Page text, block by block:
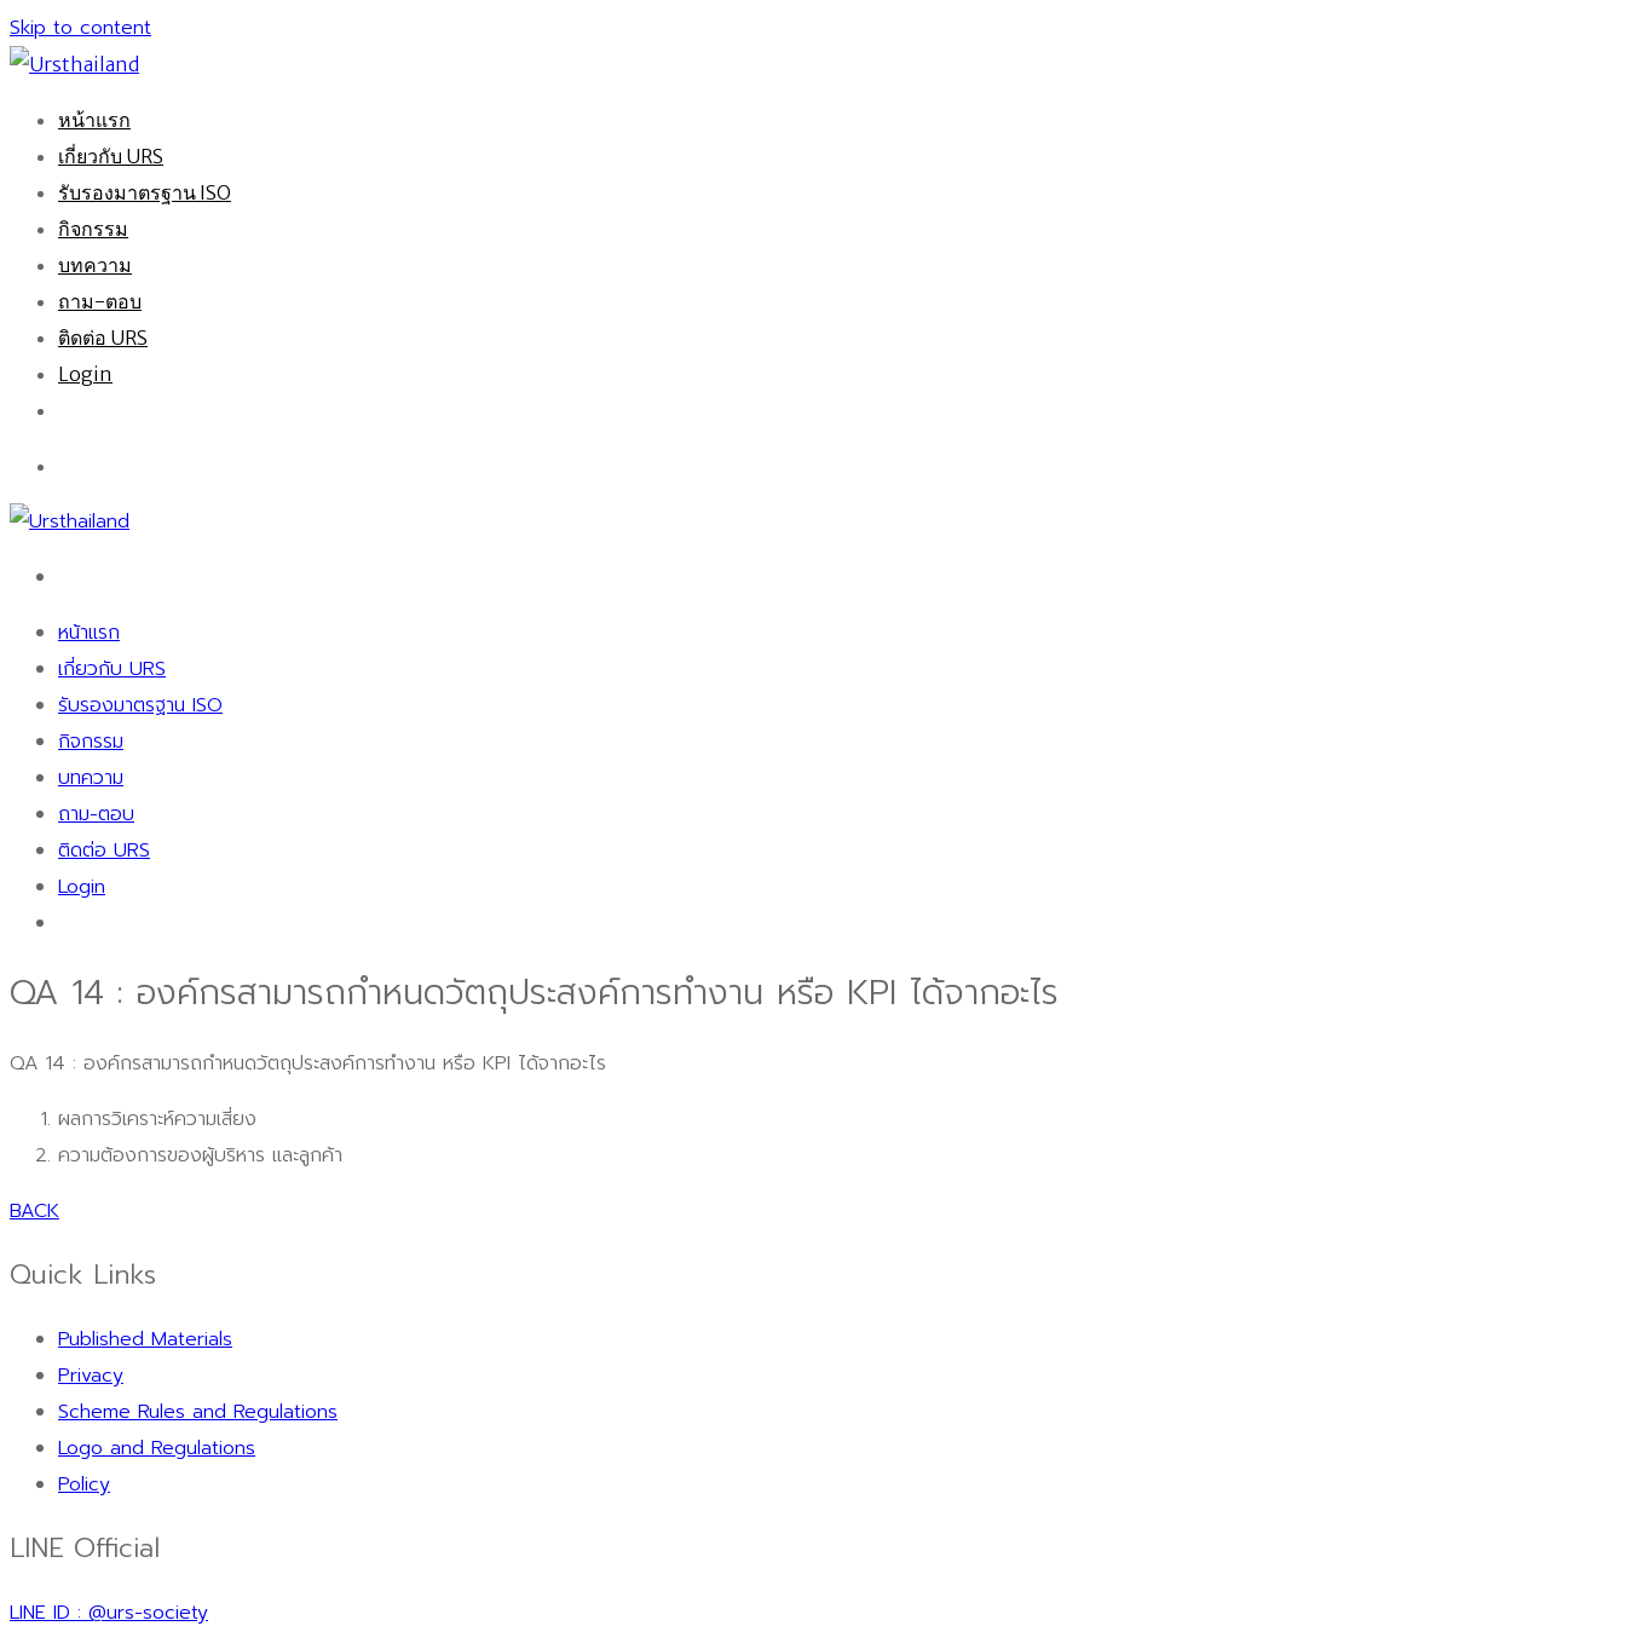
Skip to content
หน้าแรก
เกี่ยวกับ URS
รับรองมาตรฐาน ISO
กิจกรรม
บทความ
ถาม-ตอบ
ติดต่อ URS
Login
หน้าแรก
เกี่ยวกับ URS
รับรองมาตรฐาน ISO
กิจกรรม
บทความ
ถาม-ตอบ
ติดต่อ URS
Login
QA 14 : องค์กรสามารถกำหนดวัตถุประสงค์การทำงาน หรือ KPI ได้จากอะไร
QA 14 : องค์กรสามารถกำหนดวัตถุประสงค์การทำงาน หรือ KPI ได้จากอะไร
ผลการวิเคราะห์ความเสี่ยง
ความต้องการของผู้บริหาร และลูกค้า
BACK
Quick Links
Published Materials
Privacy
Scheme Rules and Regulations
Logo and Regulations
Policy
LINE Official
LINE ID : @urs-society